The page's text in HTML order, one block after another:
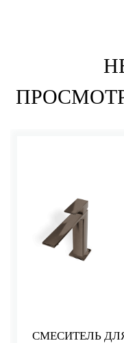
СМЕСИТЕЛЬ